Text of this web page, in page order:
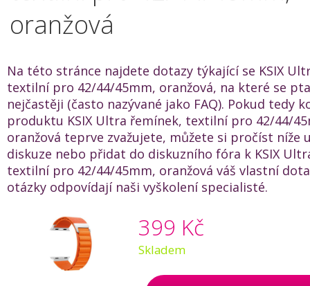
oranžová
Na této stránce najdete dotazy týkající se KSIX
textilní pro 42/44/45mm, oranžová, na které se
nejčastěji (často nazývané jako FAQ). Pokud tedy
produktu KSIX Ultra řemínek, textilní pro 42/44/
oranžová teprve zvažujete, můžete si pročíst níže
diskuze nebo přidat do diskuzního fóra k KSIX
textilní pro 42/44/45mm, oranžová váš vlastní
otázky odpovídají naši vyškolení specialisté.
399 Kč
Skladem